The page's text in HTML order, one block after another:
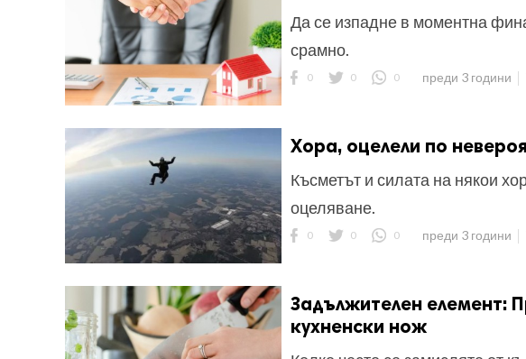
Да се изпадне в моментна
срамно.
0 0 0 преди 3 години
Хора, оцелели по
Късметът и силата на някои
оцеляване.
0 0 0 преди 3 години
Задължителен елемент:
кухненски нож